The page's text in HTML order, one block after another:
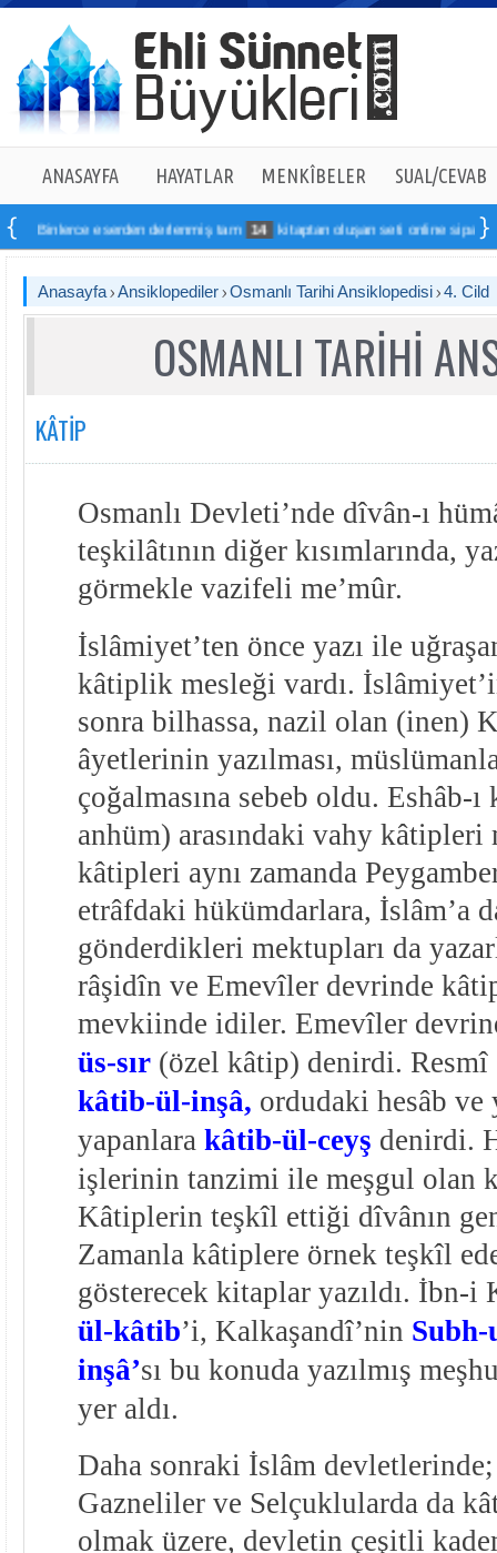
ANASAYFA HAYATLAR MENKÎBELER SUAL/CEVAB
eserden derlenmiş tam 14 kitaptan oluşan seti online sipariş
Anasayfa Ansiklopediler Osmanlı Tarihi Ansiklopedisi 4. Cild
OSMANLI TARİHİ
KÂTİP
Osmanlı Devleti’nde dîvân-ı
teşkilâtının diğer kısımlarında,
görmekle vazifeli me’mûr.
İslâmiyet’ten önce yazı ile
kâtiplik mesleği vardı.
sonra bilhassa, nazil olan (inen)
âyetlerinin yazılması,
çoğalmasına sebeb oldu. Eshâb-
anhüm) arasındaki vahy kâtipleri
kâtipleri aynı zamanda
etrâfdaki hükümdarlara, İslâm’a
gönderdikleri mektupları da
râşidîn ve Emevîler devrinde
mevkiinde idiler. Emevîler
üs-sır(özel kâtip) denirdi. Resmî
kâtib-ül-inşâ, ordudaki hesâb ve
yapanlara kâtib-ül-ceyş denirdi.
işlerinin tanzimi ile meşgul olan
Kâtiplerin teşkîl ettiği dîvânın
Zamanla kâtiplere örnek teşkîl
gösterecek kitaplar yazıldı. İbn-i
ül-kâtib’i, Kalkaşandî’nin
inşâ’sı bu konuda yazılmış
yer aldı.
Daha sonraki İslâm
Gazneliler ve Selçuklularda da
olmak üzere, devletin çeşitli